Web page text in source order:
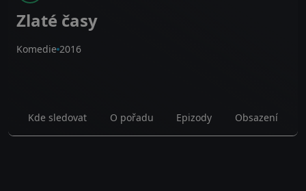
Zlaté časy
Komedie 2016
Kde sledovat O pořadu Epizody Obsazení